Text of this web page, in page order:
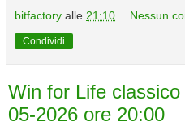
bitfactory alle 21:10 Nessun
Condividi
Win for Life
05-2026 ore 20:00